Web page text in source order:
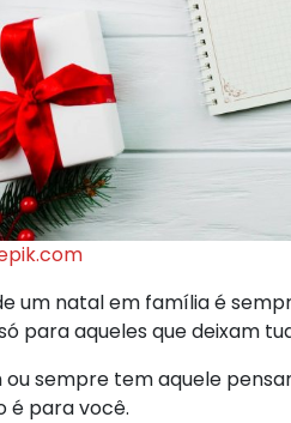
um natal em família é
para aqueles que deixam
ou sempre tem aquele
é para você.